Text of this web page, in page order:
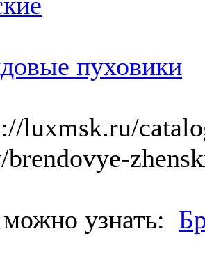
пуховики
luxmsk.ru/
brendovye-
узнать: